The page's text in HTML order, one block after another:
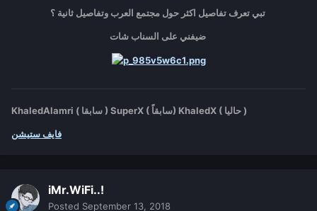
تبي تعرف تفاصيل اكثر حول مجتمع العرب وتفاصيل ثانية ؟
ضيفني على السناب شات
KhaledAlamri ( سابقا ) SuperX ( سابقاً) KhaledX ( حاليا )
فايف ستيشن
iMr.WiFi..!
Posted September 13, 2018